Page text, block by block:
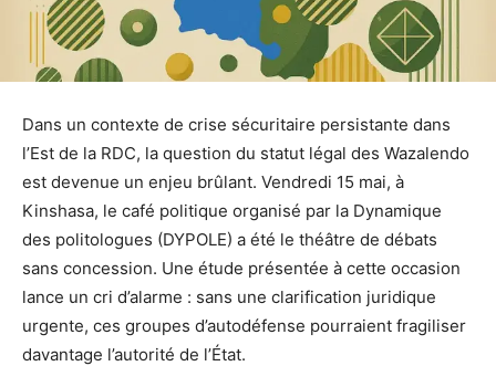
Dans un contexte de crise sécuritaire persistante dans
l’Est de la RDC, la question du statut légal des Wazalendo
est devenue un enjeu brûlant. Vendredi 15 mai, à
Kinshasa, le café politique organisé par la Dynamique
des politologues (DYPOLE) a été le théâtre de débats
sans concession. Une étude présentée à cette occasion
lance un cri d’alarme : sans une clarification juridique
urgente, ces groupes d’autodéfense pourraient fragiliser
davantage l’autorité de l’État.